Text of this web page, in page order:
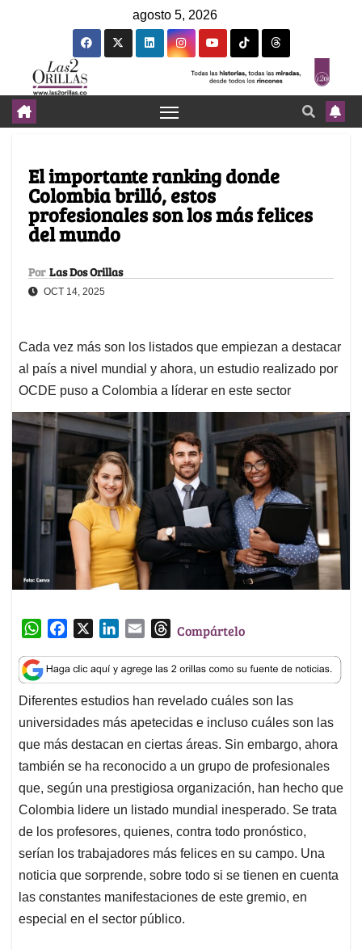
agosto 5, 2026
El importante ranking donde
Colombia brilló, estos
profesionales son los más felices
del mundo
Por Las Dos Orillas
OCT 14, 2025
Cada vez más son los listados que empiezan a destacar
al país a nivel mundial y ahora, un estudio realizado por
OCDE puso a Colombia a líderar en este sector
W
a
t
s
A
p
p
c
e
b
o
o
k
n
k
e
d
I
n
a
i
l
T
r
e
a
d
s
Compártelo
Diferentes estudios han revelado cuáles son las
universidades más apetecidas e incluso cuáles son las
que más destacan en ciertas áreas. Sin embargo, ahora
también se ha reconocido a un grupo de profesionales
que, según una prestigiosa organización, han hecho que
Colombia lidere un listado mundial inesperado. Se trata
de los profesores, quienes, contra todo pronóstico,
serían los trabajadores más felices en su campo. Una
noticia que sorprende, sobre todo si se tienen en cuenta
las constantes manifestaciones de este gremio, en
especial en el sector público.